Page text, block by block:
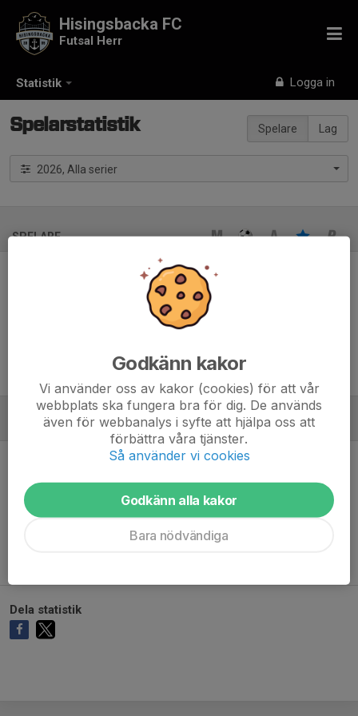
Statistik Logga in
Hisingsbacka FC
Futsal Herr
Spelare Lag
Spelarstatistik
2026, Alla serier
SPELARE
Ingen spelarstatistik inlagd
MÅLVAKTER
Dela statistik
Godkänn kakor
Vi använder oss av kakor (cookies) för att vår
webbplats ska fungera bra för dig. De används
även för webbanalys i syfte att hjälpa oss att
förbättra våra tjänster.
Så använder vi cookies
Godkänn alla kakor
Bara nödvändiga